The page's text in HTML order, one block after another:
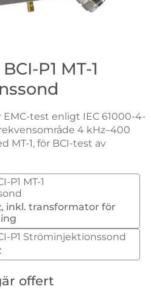
Schlöder
P1 MT-1
test enligt IEC 61000-4-
4 kHz–400
MT-1, för BCI-test av
P1 MT-1
inkl. transformator för
P1 Ströminjektionssond
offert